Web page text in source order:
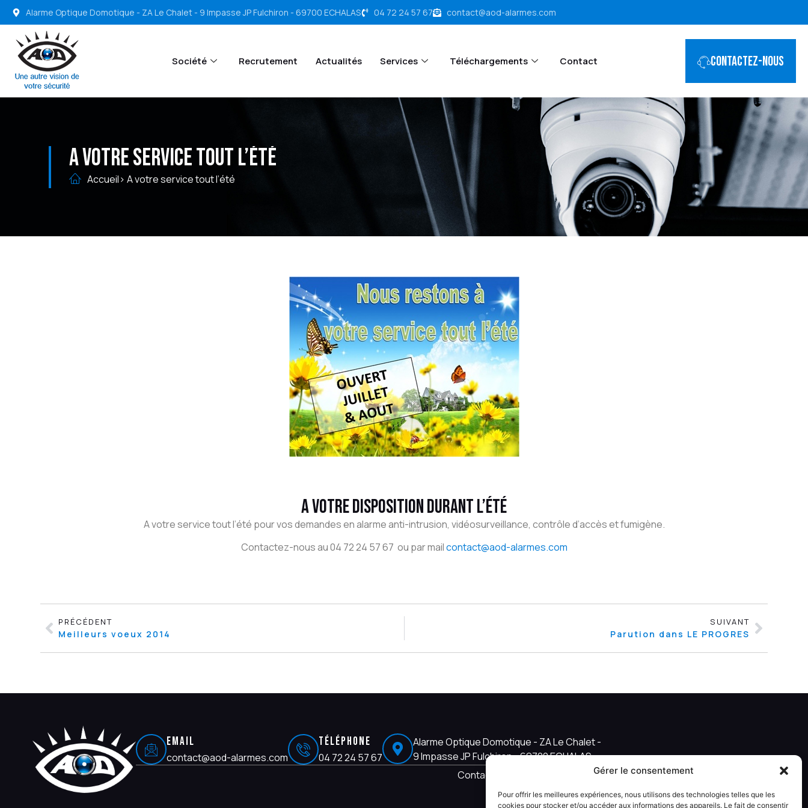
Gérer le consentement
Pour offrir les meilleures expériences, nous utilisons des technologies telles que les
cookies pour stocker et/ou accéder aux informations des appareils. Le fait de consentir
Alarme Optique Domotique - ZA Le Chalet - 9 Impasse JP Fulchiron - 69700 ECHALAS 04 72 24 57 67 contact@aod-alarmes.com
Société Recrutement Actualités Services Téléchargements Contact Contactez-nous
A votre service tout l’été
Accueil> A votre service tout l’été
A votre disposition durant l’été
A votre service tout l’été pour vos demandes en alarme anti-intrusion, vidéosurveillance, contrôle d’accès et fumigène.
Contactez-nous au 04 72 24 57 67 ou par mailcontact@aod-alarmes.com
PRÉCÉDENT
Meilleurs voeux 2014
SUIVANT
Parution dans LE PROGRES
EMAIL
contact@aod-alarmes.com
Téléphone
04 72 24 57 67
Alarme Optique Domotique - ZA Le Chalet -
9 Impasse JP Fulchiron - 69700 ECHALAS
Contact
Informations légales © Kalitys Multimédia